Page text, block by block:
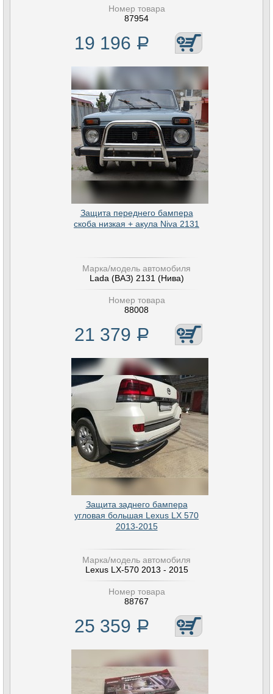
Номер товара
87954
19 196 Р
Защита переднего бампера
скоба низкая + акула Niva 2131
Марка/модель автомобиля
Lada (ВАЗ) 2131 (Нива)
Номер товара
88008
21 379 Р
Защита заднего бампера
угловая большая Lexus LX 570
2013-2015
Марка/модель автомобиля
Lexus LX-570 2013 - 2015
Номер товара
88767
25 359 Р